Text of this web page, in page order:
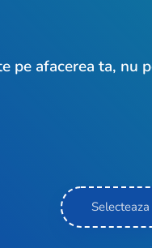
pe afacerea ta,